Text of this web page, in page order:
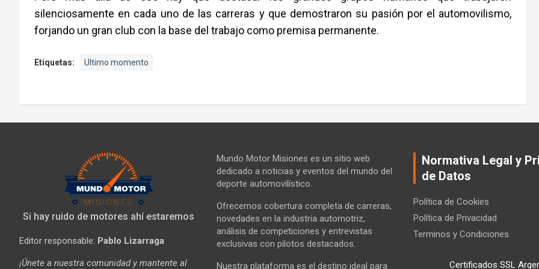
silenciosamente en cada uno de las carreras y que demostraron su pasión por el automovilismo,
forjando un gran club con la base del trabajo como premisa permanente.
Etiquetas: Ultimo momento
Si hay ruido de motores ahí estaremos
Editor responsable: Pablo Lizarraga
¡Únete a nuestra comunidad y mantente al
Mundo Motor Misiones es un sitio web
dedicado a noticias y eventos del mundo del
deporte automovilístico.
Ofrecemos cobertura completa de carreras,
novedades en la industria automotriz,
análisis de competiciones y entrevistas
exclusivas con pilotos destacados.
Nuestra plataforma es el destino ideal para
Normativa Legal y
de Datos
Política de Cookies
Política de Privacidad
Terminos y Condiciones
Certificados SSL